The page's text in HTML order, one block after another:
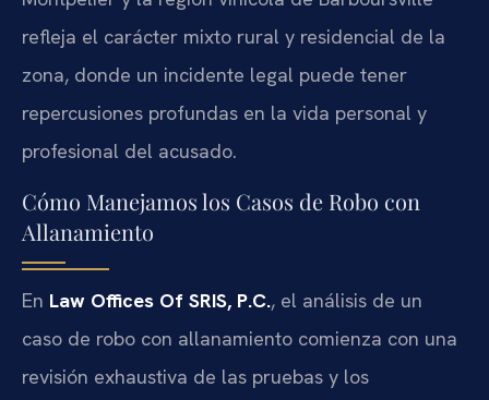
refleja el carácter mixto rural y residencial de la
zona, donde un incidente legal puede tener
repercusiones profundas en la vida personal y
profesional del acusado.
Cómo Manejamos los Casos de Robo con
Allanamiento
En Law Offices Of SRIS, P.C., el análisis de un
caso de robo con allanamiento comienza con una
revisión exhaustiva de las pruebas y los